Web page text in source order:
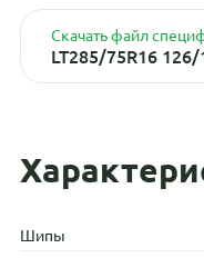
Скачать файл
LT285/75R16
Шипы